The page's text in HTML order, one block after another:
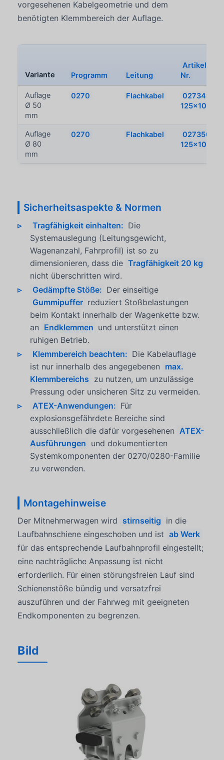
vorgesehenen Kabelgeometrie und dem
benötigten Klemmbereich der Auflage.
Variante Programm Leitung
Artikel-
Nr.
Auflage
Ø 50
mm
0270 Flachkabel
027349-
125x100
Auflage
Ø 80
mm
0270 Flachkabel
027350-
125x100
Sicherheitsaspekte & Normen
Tragfähigkeit einhalten: Die
Systemauslegung (Leitungsgewicht,
Wagenanzahl, Fahrprofil) ist so zu
dimensionieren, dass die Tragfähigkeit 20 kg
nicht überschritten wird.
Gedämpfte Stöße: Der einseitige
Gummipuffer reduziert Stoßbelastungen
beim Kontakt innerhalb der Wagenkette bzw.
an Endklemmen und unterstützt einen
ruhigen Betrieb.
Klemmbereich beachten: Die Kabelauflage
ist nur innerhalb des angegebenen max.
Klemmbereichs zu nutzen, um unzulässige
Pressung oder unsicheren Sitz zu vermeiden.
ATEX-Anwendungen: Für
explosionsgefährdete Bereiche sind
ausschließlich die dafür vorgesehenen ATEX-
Ausführungen und dokumentierten
Systemkomponenten der 0270/0280-Familie
zu verwenden.
Montagehinweise
Der Mitnehmerwagen wird stirnseitig in die
Laufbahnschiene eingeschoben und ist ab Werk
für das entsprechende Laufbahnprofil eingestellt;
eine nachträgliche Anpassung ist nicht
erforderlich. Für einen störungsfreien Lauf sind
Schienenstöße bündig und versatzfrei
auszuführen und der Fahrweg mit geeigneten
Endkomponenten zu begrenzen.
Bild